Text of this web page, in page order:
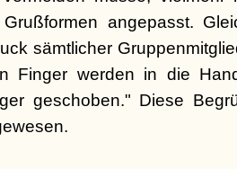
angepasst.
sämtlicher
Finger werden in die
geschoben." Diese